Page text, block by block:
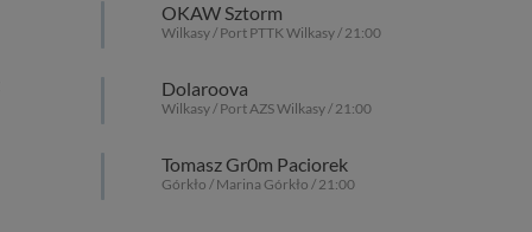
OKAW Sztorm
Wilkasy / Port PTTK Wilkasy / 21:00
Dolaroova
Wilkasy / Port AZS Wilkasy / 21:00
Tomasz Gr0m Paciorek
Górkło / Marina Górkło / 21:00